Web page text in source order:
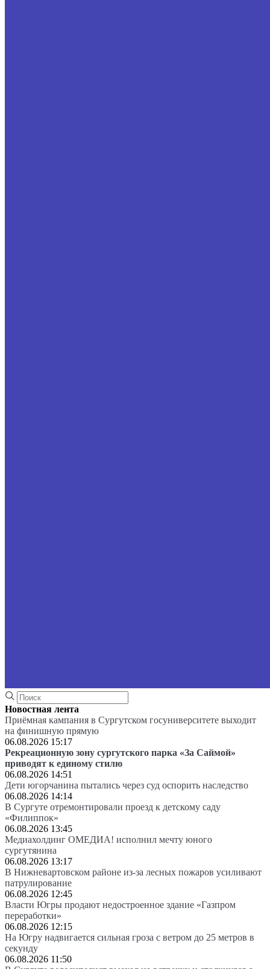
Новостная лента
Приёмная кампания в Сургутском госуниверситете выходит
на финишную прямую
06.08.2026 15:17
Рекреационную зону сургутского парка «За Саймой»
приводят к единому стилю
06.08.2026 14:51
Дети югорчанина пытались через суд оспорить наследство
06.08.2026 14:14
В Сургуте отремонтировали проезд к детскому саду
«Филиппок»
06.08.2026 13:45
Медиахолдинг ОМЕДИА! исполнил мечту юного
сургутянина
06.08.2026 13:17
В Нижневартовском районе из-за лесных пожаров усиливают
патрулирование
06.08.2026 12:45
Власти Югры продают недостроенное здание «Газпром
переработки»
06.08.2026 12:15
На Югру надвигается сильная гроза с ветром до 25 метров в
секунду
06.08.2026 11:50